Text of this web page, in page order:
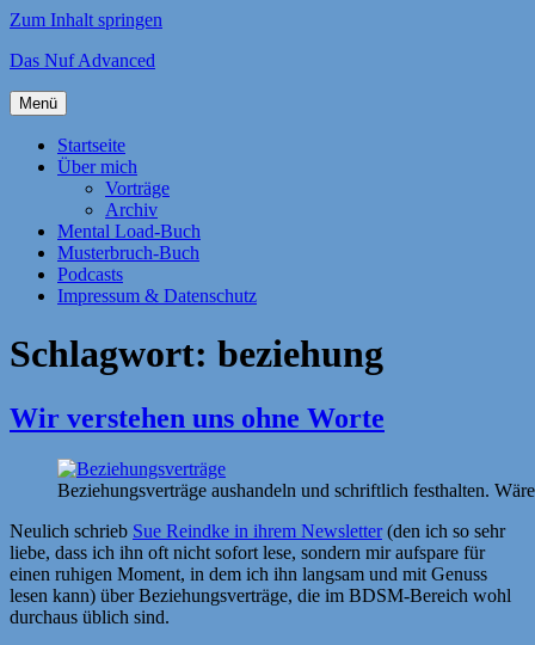
Zum Inhalt springen
Das Nuf Advanced
Menü
Startseite
Über mich
Vorträge
Archiv
Mental Load-Buch
Musterbruch-Buch
Podcasts
Impressum & Datenschutz
Schlagwort: beziehung
Wir verstehen uns ohne Worte
Beziehungsverträge aushandeln und schriftlich festhalten.
Neulich schrieb Sue Reindke in ihrem Newsletter(den ich so sehr
liebe, dass ich ihn oft nicht sofort lese, sondern mir aufspare für
einen ruhigen Moment, in dem ich ihn langsam und mit Genuss
lesen kann) über Beziehungsverträge, die im BDSM-Bereich wohl
durchaus üblich sind.